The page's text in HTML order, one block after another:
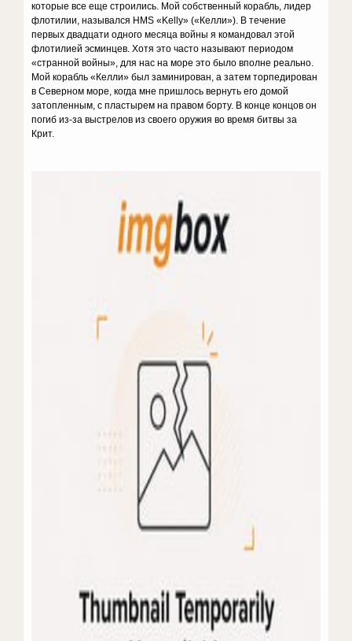
которые все еще строились. Мой собственный корабль, лидер
флотилии, назывался HMS «Kelly» («Келли»). В течение
первых двадцати одного месяца войны я командовал этой
флотилией эсминцев. Хотя это часто называют периодом
«странной войны», для нас на море это было вполне реально.
Мой корабль «Келли» был заминирован, а затем торпедирован
в Северном море, когда мне пришлось вернуть его домой
затопленным, с пластырем на правом борту. В конце концов он
погиб из-за выстрелов из своего оружия во время битвы за
Крит.